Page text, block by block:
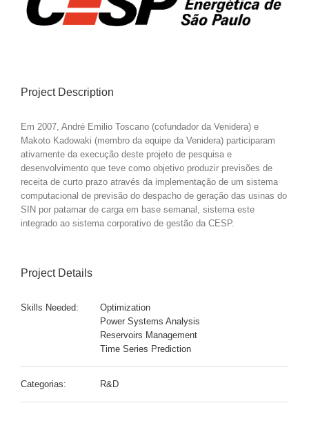
Image
Project Description
Em 2007, André Emilio Toscano (cofundador da Venidera) e
Makoto Kadowaki (membro da equipe da Venidera) participaram
ativamente da execução deste projeto de pesquisa e
desenvolvimento que teve como objetivo produzir previsões de
receita de curto prazo através da implementação de um sistema
computacional de previsão do despacho de geração das usinas do
SIN por patamar de carga em base semanal, sistema este
integrado ao sistema corporativo de gestão da CESP.
Project Details
Skills Needed:
Optimization
Power Systems Analysis
Reservoirs Management
Time Series Prediction
Categorias: R&D